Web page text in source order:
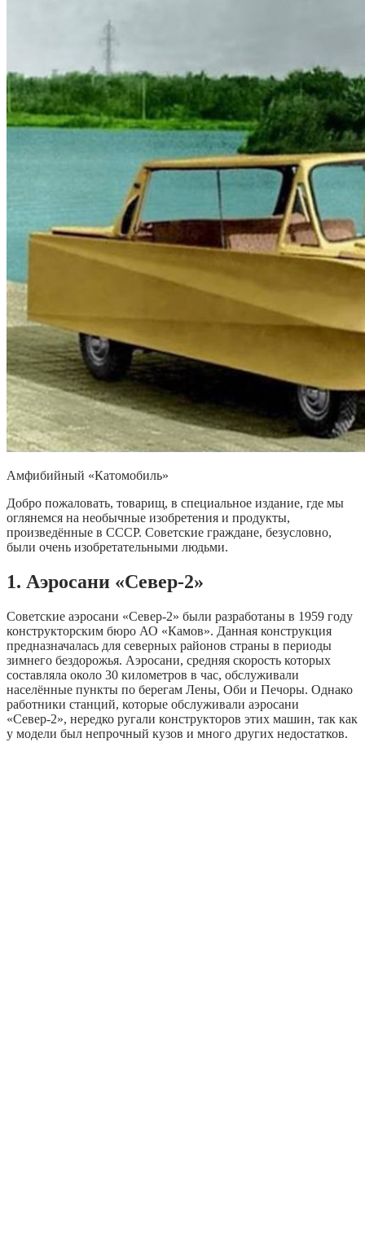
Амфибийный «Катомобиль»
Добро пожаловать, товарищ, в специальное издание, где мы
оглянемся на необычные изобретения и продукты,
произведённые в СССР. Советские граждане, безусловно,
были очень изобретательными людьми.
1. Аэросани «Север-2»
Советские аэросани «Север-2» были разработаны в 1959 году
конструкторским бюро АО «Камов». Данная конструкция
предназначалась для северных районов страны в периоды
зимнего бездорожья. Аэросани, средняя скорость которых
составляла около 30 километров в час, обслуживали
населённые пункты по берегам Лены, Оби и Печоры. Однако
работники станций, которые обслуживали аэросани
«Север-2», нередко ругали конструкторов этих машин, так как
у модели был непрочный кузов и много других недостатков.